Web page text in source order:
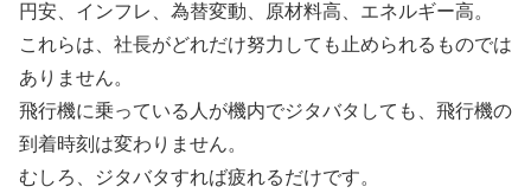
円安、インフレ、為替変動、原材料高、エネルギー高。
これらは、社長がどれだけ努力しても止められるものでは
ありません。
飛行機に乗っている人が機内でジタバタしても、飛行機の
到着時刻は変わりません。
むしろ、ジタバタすれば疲れるだけです。